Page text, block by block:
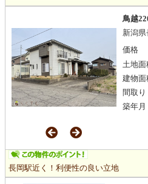
鳥越
新潟
価格
土地面
建物面
間取り
築年月
長岡駅近く！利便性の良い立地